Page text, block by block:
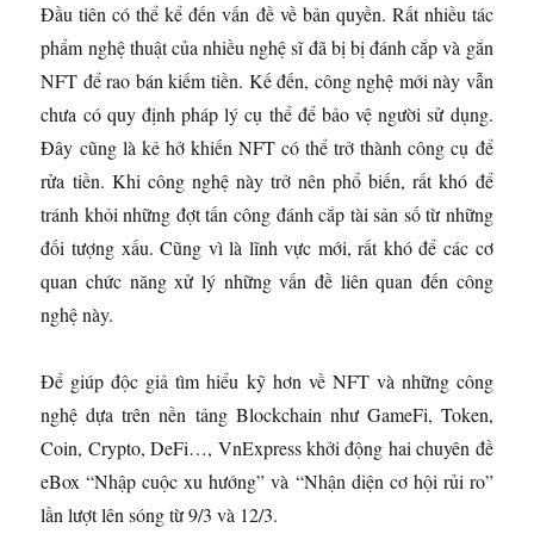
Đầu tiên có thể kể đến vấn đề về bản quyền. Rất nhiều tác
phẩm nghệ thuật của nhiều nghệ sĩ đã bị bị đánh cắp và gắn
NFT để rao bán kiếm tiền. Kế đến, công nghệ mới này vẫn
chưa có quy định pháp lý cụ thể để bảo vệ người sử dụng.
Đây cũng là kẻ hở khiến NFT có thể trở thành công cụ để
rửa tiền. Khi công nghệ này trở nên phổ biến, rất khó để
tránh khỏi những đợt tấn công đánh cắp tài sản số từ những
đối tượng xấu. Cũng vì là lĩnh vực mới, rất khó để các cơ
quan chức năng xử lý những vấn đề liên quan đến công
nghệ này.
Để giúp độc giả tìm hiểu kỹ hơn về NFT và những công
nghệ dựa trên nền tảng Blockchain như GameFi, Token,
Coin, Crypto, DeFi…, VnExpress khởi động hai chuyên đề
eBox “Nhập cuộc xu hướng” và “Nhận diện cơ hội rủi ro”
lần lượt lên sóng từ 9/3 và 12/3.